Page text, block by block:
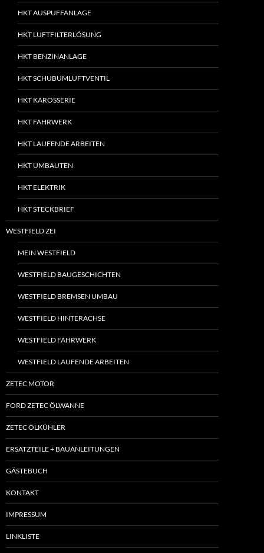
HKT AUSPUFFANLAGE
HKT LUFTFILTERLÖSUNG
HKT BENZINANLAGE
HKT SCHUBUMLUFTVENTIL
HKT KAROSSERIE
HKT FAHRWERK
HKT LAUFENDE ARBEITEN
HKT UMBAUTEN
HKT ELEKTRIK
HKT STECKBRIEF
WESTFIELD ZEI
MEIN WESTFIELD
WESTFIELD BAUGESCHICHTEN
WESTFIELD BREMSEN UMBAU
WESTFIELD HINTERACHSE
WESTFIELD FAHRWERK
WESTFIELD LAUFENDE ARBEITEN
ZETEC MOTOR
FORD ZETEC ÖLWANNE
ZETEC ÖLKÜHLER
ERSATZTEILE + BAUANLEITUNGEN
GÄSTEBUCH
KONTAKT
IMPRESSUM
LINKLISTE